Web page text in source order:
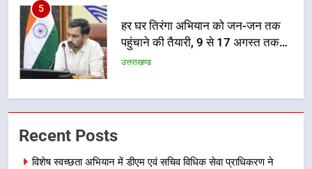
पहुंचाने की तैयारी, 9 से 17 अगस्त तक
होंगे देशभक्ति के विविध कार्यक्रम
उत्तराखण्ड
Recent Posts
विशेष स्वच्छता अभियान में डीएम एवं सचिव विधिक सेवा प्राधिकरण ने